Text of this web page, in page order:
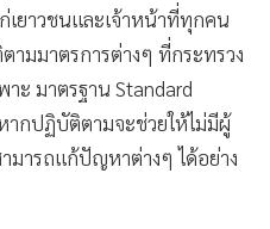
เยาวชนและเจ้าหน้าที่ทุกคน
มมาตรการต่างๆ ที่กระทรวง
ะ มาตรฐาน Standard
ากปฏิบัติตามจะช่วยให้ไม่มีผู้
มารถแก้ปัญหาต่างๆ ได้อย่าง